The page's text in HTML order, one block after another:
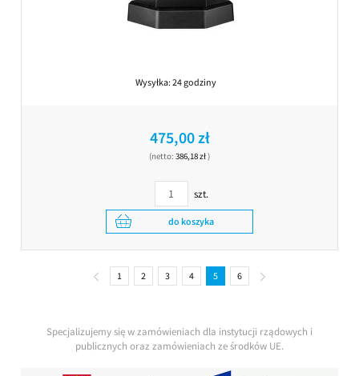
Wysyłka:24 godziny
475,00 zł
(netto: 386,18 zł)
szt.
do koszyka
1 2 3 4 5 6
Specjalizujemy się w zamówieniach dla instytucji rządowych i
publicznych oraz zamówieniach ze środków UE.